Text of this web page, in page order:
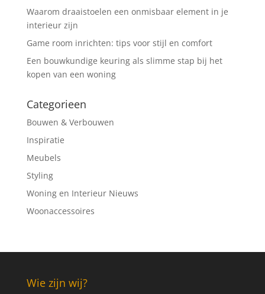
Waarom draaistoelen een onmisbaar element in je
interieur zijn
Game room inrichten: tips voor stijl en comfort
Een bouwkundige keuring als slimme stap bij het
kopen van een woning
Categorieen
Bouwen & Verbouwen
Inspiratie
Meubels
Styling
Woning en Interieur Nieuws
Woonaccessoires
Wie zijn wij?